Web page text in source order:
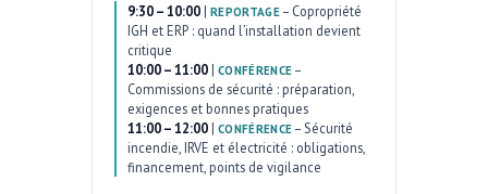
9:30 – 10:00 | REPORTAGE– Copropriété
IGH et ERP : quand l’installation devient
critique
10:00 – 11:00 | CONFÉRENCE –
Commissions de sécurité : préparation,
exigences et bonnes pratiques
11:00 – 12:00 | CONFÉRENCE – Sécurité
incendie, IRVE et électricité : obligations,
financement, points de vigilance